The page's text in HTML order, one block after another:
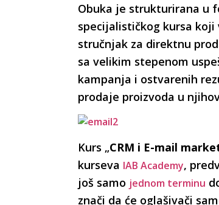
Obuka je strukturirana u
specijalističkog kursa koji
stručnjak za direktnu
sa velikim stepenom
kampanja i ostvarenih
prodaje proizvoda u
Kurs „CRM i E-mail
kurseva IAB Academy,
još samo jednom terminu
znači da će oglašivači